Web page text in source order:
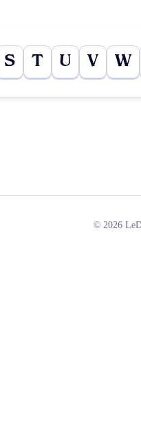
S T U V W
© 2026